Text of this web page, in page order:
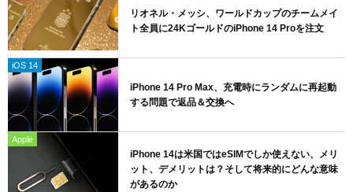
リオネル・メッシ、ワールドカップのチームメイ
ト全員に24KゴールドのiPhone 14 Proを注文
iOS 14
iPhone 14 Pro Max、充電時にランダムに再起動
する問題で返品＆交換へ
Apple
iPhone 14は米国ではeSIMでしか使えない、メリ
ット、デメリットは？そして将来的にどんな意味
があるのか